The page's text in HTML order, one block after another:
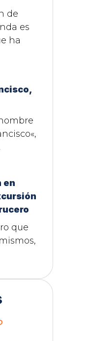
de
es
ha
en
que